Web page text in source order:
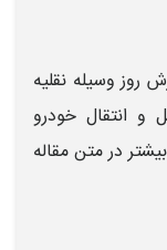
روز وسیله نقلیه
و انتقال خودرو
در متن مقاله